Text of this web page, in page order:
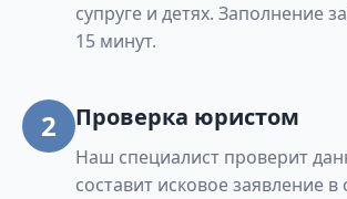
супруге и детях. Заполнение
15 минут.
2 Проверка юристом
Наш специалист проверит
составит исковое заявление в